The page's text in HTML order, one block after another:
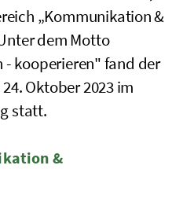
„Kommunikation &
dem Motto
- kooperieren" fand der
Oktober 2023 im
statt.
&